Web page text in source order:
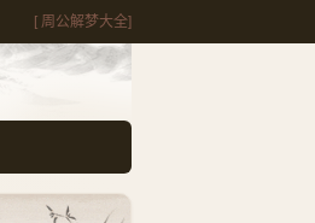
[ 周公解梦大全]